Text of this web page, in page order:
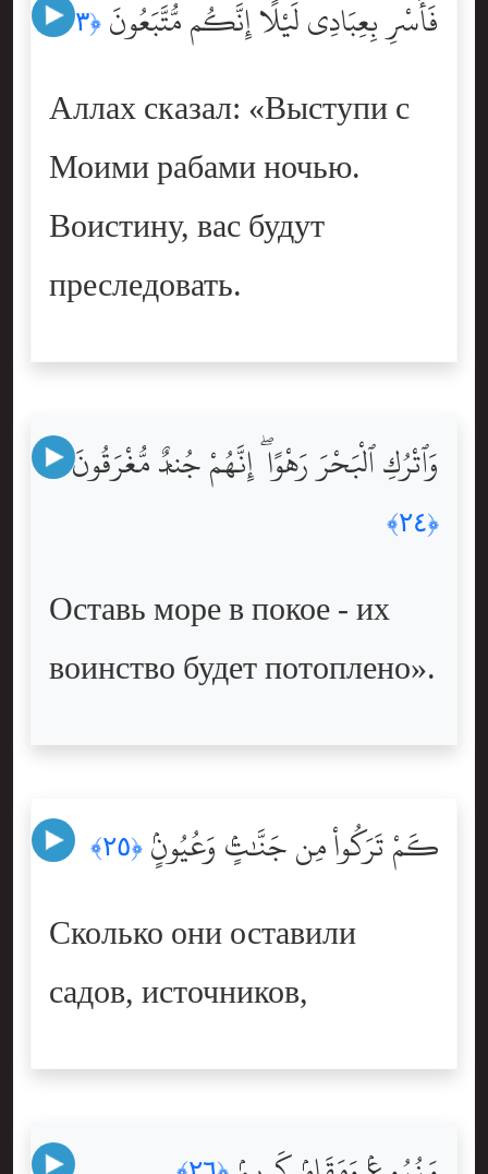
فَأَسْرِ بِعِبَادِى لَيْلًا إِنَّكُم مُّتَّبَعُونَ ﴿٢٣﴾
Аллах сказал: «Выступи с
Моими рабами ночью.
Воистину, вас будут
преследовать.
وَٱتْرُكِ ٱلْبَحْرَ رَهْوًا ۖ إِنَّهُمْ جُندٌۭ مُّغْرَقُونَ
﴿٢٤﴾
Оставь море в покое - их
воинство будет потоплено».
كَمْ تَرَكُواْ مِن جَنَّٰتٍۢ وَعُيُونٍۢ ﴿٢٥﴾
Сколько они оставили
садов, источников,